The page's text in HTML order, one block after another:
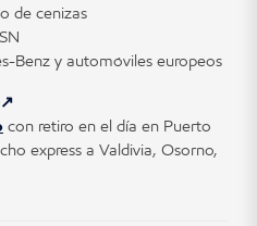
de cenizas
Benz y automóviles europeos
con retiro en el día en Puerto
express a Valdivia, Osorno,